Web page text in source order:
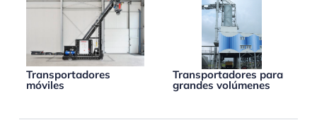
Transportadores
móviles
Transportadores para
grandes volúmenes